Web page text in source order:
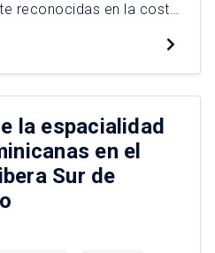
reconocidas en la costa
común una identidad que
su actividad produciva y
la espacialidad
en el
Sur de